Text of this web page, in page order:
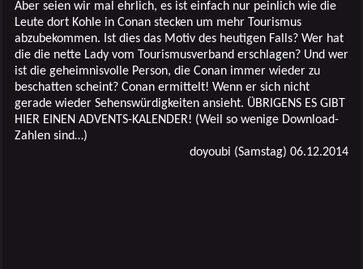
Aber seien wir mal ehrlich, es ist einfach nur peinlich wie die
Leute dort Kohle in Conan stecken um mehr Tourismus
abzubekommen. Ist dies das Motiv des heutigen Falls? Wer hat
die die nette Lady vom Tourismusverband erschlagen? Und wer
ist die geheimnisvolle Person, die Conan immer wieder zu
beschatten scheint? Conan ermittelt! Wenn er sich nicht
gerade wieder Sehenswürdigkeiten ansieht. ÜBRIGENS ES GIBT
HIER EINEN ADVENTS-KALENDER! (Weil so wenige Download-
Zahlen sind…)
doyoubi (Samstag) 06.12.2014